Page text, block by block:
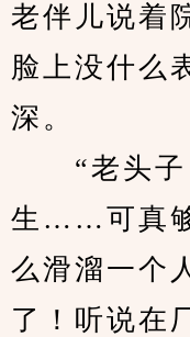
老伴儿说着
脸上没什么
深。
“老头子
生……可真
么滑溜一个
了！听说在